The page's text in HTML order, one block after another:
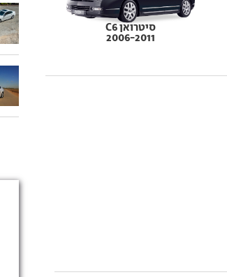
סיטרואן C6
2006-2011